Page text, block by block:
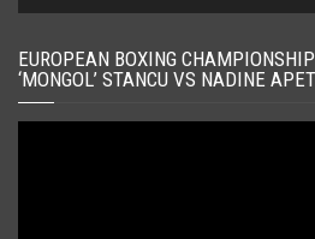
EUROPEAN BOXING
‘MONGOL’ STANCU VS NADINE